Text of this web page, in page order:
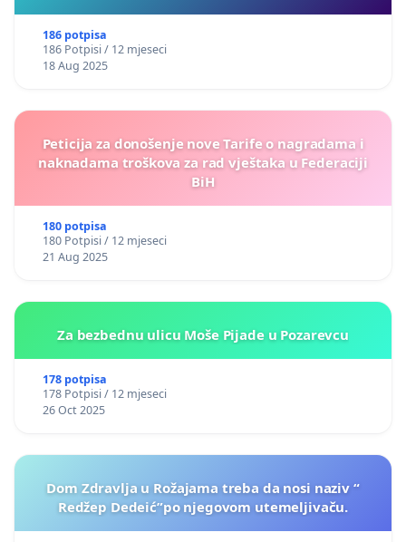
186 potpisa
186 Potpisi / 12 mjeseci
18 Aug 2025
Peticija za donošenje nove Tarife o nagradama i
naknadama troškova za rad vještaka u Federaciji
BiH
180 potpisa
180 Potpisi / 12 mjeseci
21 Aug 2025
Za bezbednu ulicu Moše Pijade u Pozarevcu
178 potpisa
178 Potpisi / 12 mjeseci
26 Oct 2025
Dom Zdravlja u Rožajama treba da nosi naziv “
Redžep Dedeić”po njegovom utemeljivaču.